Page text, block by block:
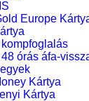
Europe
órás áfa-
Kártya
Kártya